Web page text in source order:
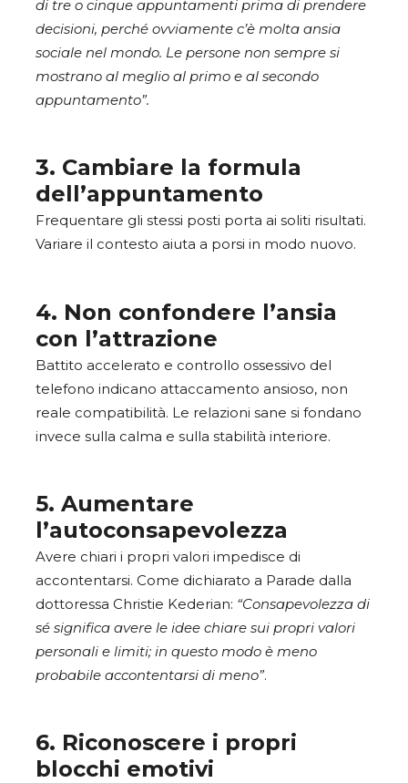
di tre o cinque appuntamenti prima di prendere
decisioni, perché ovviamente c’è molta ansia
sociale nel mondo. Le persone non sempre si
mostrano al meglio al primo e al secondo
appuntamento”.
3. Cambiare la formula
dell’appuntamento
Frequentare gli stessi posti porta ai soliti risultati.
Variare il contesto aiuta a porsi in modo nuovo.
4. Non confondere l’ansia
con l’attrazione
Battito accelerato e controllo ossessivo del
telefono indicano attaccamento ansioso, non
reale compatibilità. Le relazioni sane si fondano
invece sulla calma e sulla stabilità interiore.
5. Aumentare
l’autoconsapevolezza
Avere chiari i propri valori impedisce di
accontentarsi. Come dichiarato a Parade dalla
dottoressa Christie Kederian: “Consapevolezza di
sé significa avere le idee chiare sui propri valori
personali e limiti; in questo modo è meno
probabile accontentarsi di meno”.
6. Riconoscere i propri
blocchi emotivi